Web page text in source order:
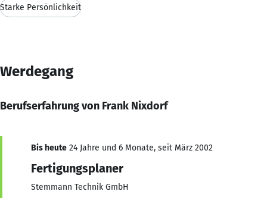
Starke Persönlichkeit
Werdegang
Berufserfahrung von Frank Nixdorf
Bis heute 24 Jahre und 6 Monate, seit März 2002
Fertigungsplaner
Stemmann Technik GmbH